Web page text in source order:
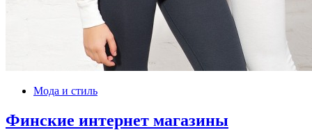
Мода и стиль
Финские интернет магазины